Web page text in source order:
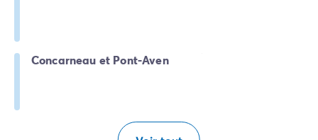
Concarneau et Pont-Aven